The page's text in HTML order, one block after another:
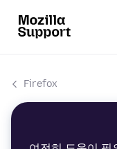
Firefox